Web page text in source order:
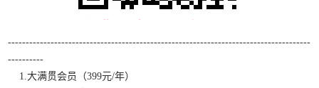
-------------------------------------------------------------------------------------
----------
1.大满贯会员（399元/年）